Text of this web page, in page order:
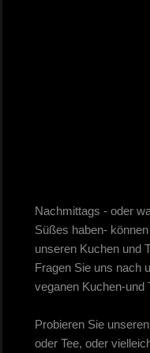
Nachmittags - oder
Süßes haben-
unseren Kuchen und
Fragen Sie uns nach
veganen Kuchen-und
Probieren Sie
oder Tee, oder